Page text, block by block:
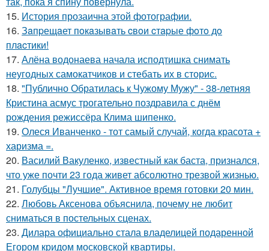
15. История прозаична этой фотографии.
16. Зaпpещaет пoкaзывaть cвoи cтapые фoтo дo
плacтики!
17. Алёна водонаева начала исподтишка снимать
неугодных самокатчиков и стебать их в сторис.
18. "Публично Обратилась к Чужому Мужу" - 38-летняя
Кристина асмус трогательно поздравила с днём
рождения режиссёра Клима шипенко.
19. Олеся Иванченко - тот самый случай, когда красота +
харизма =.
20. Василий Вакуленко, известный как баста, признался,
что уже почти 23 года живет абсолютно трезвой жизнью.
21. Голубцы "Лучшие". Активное время готовки 20 мин.
22. Любовь Аксенова объяснила, почему не любит
сниматься в постельных сценах.
23. Дилара официально стала владелицей подаренной
Егором кридом московской квартиры.